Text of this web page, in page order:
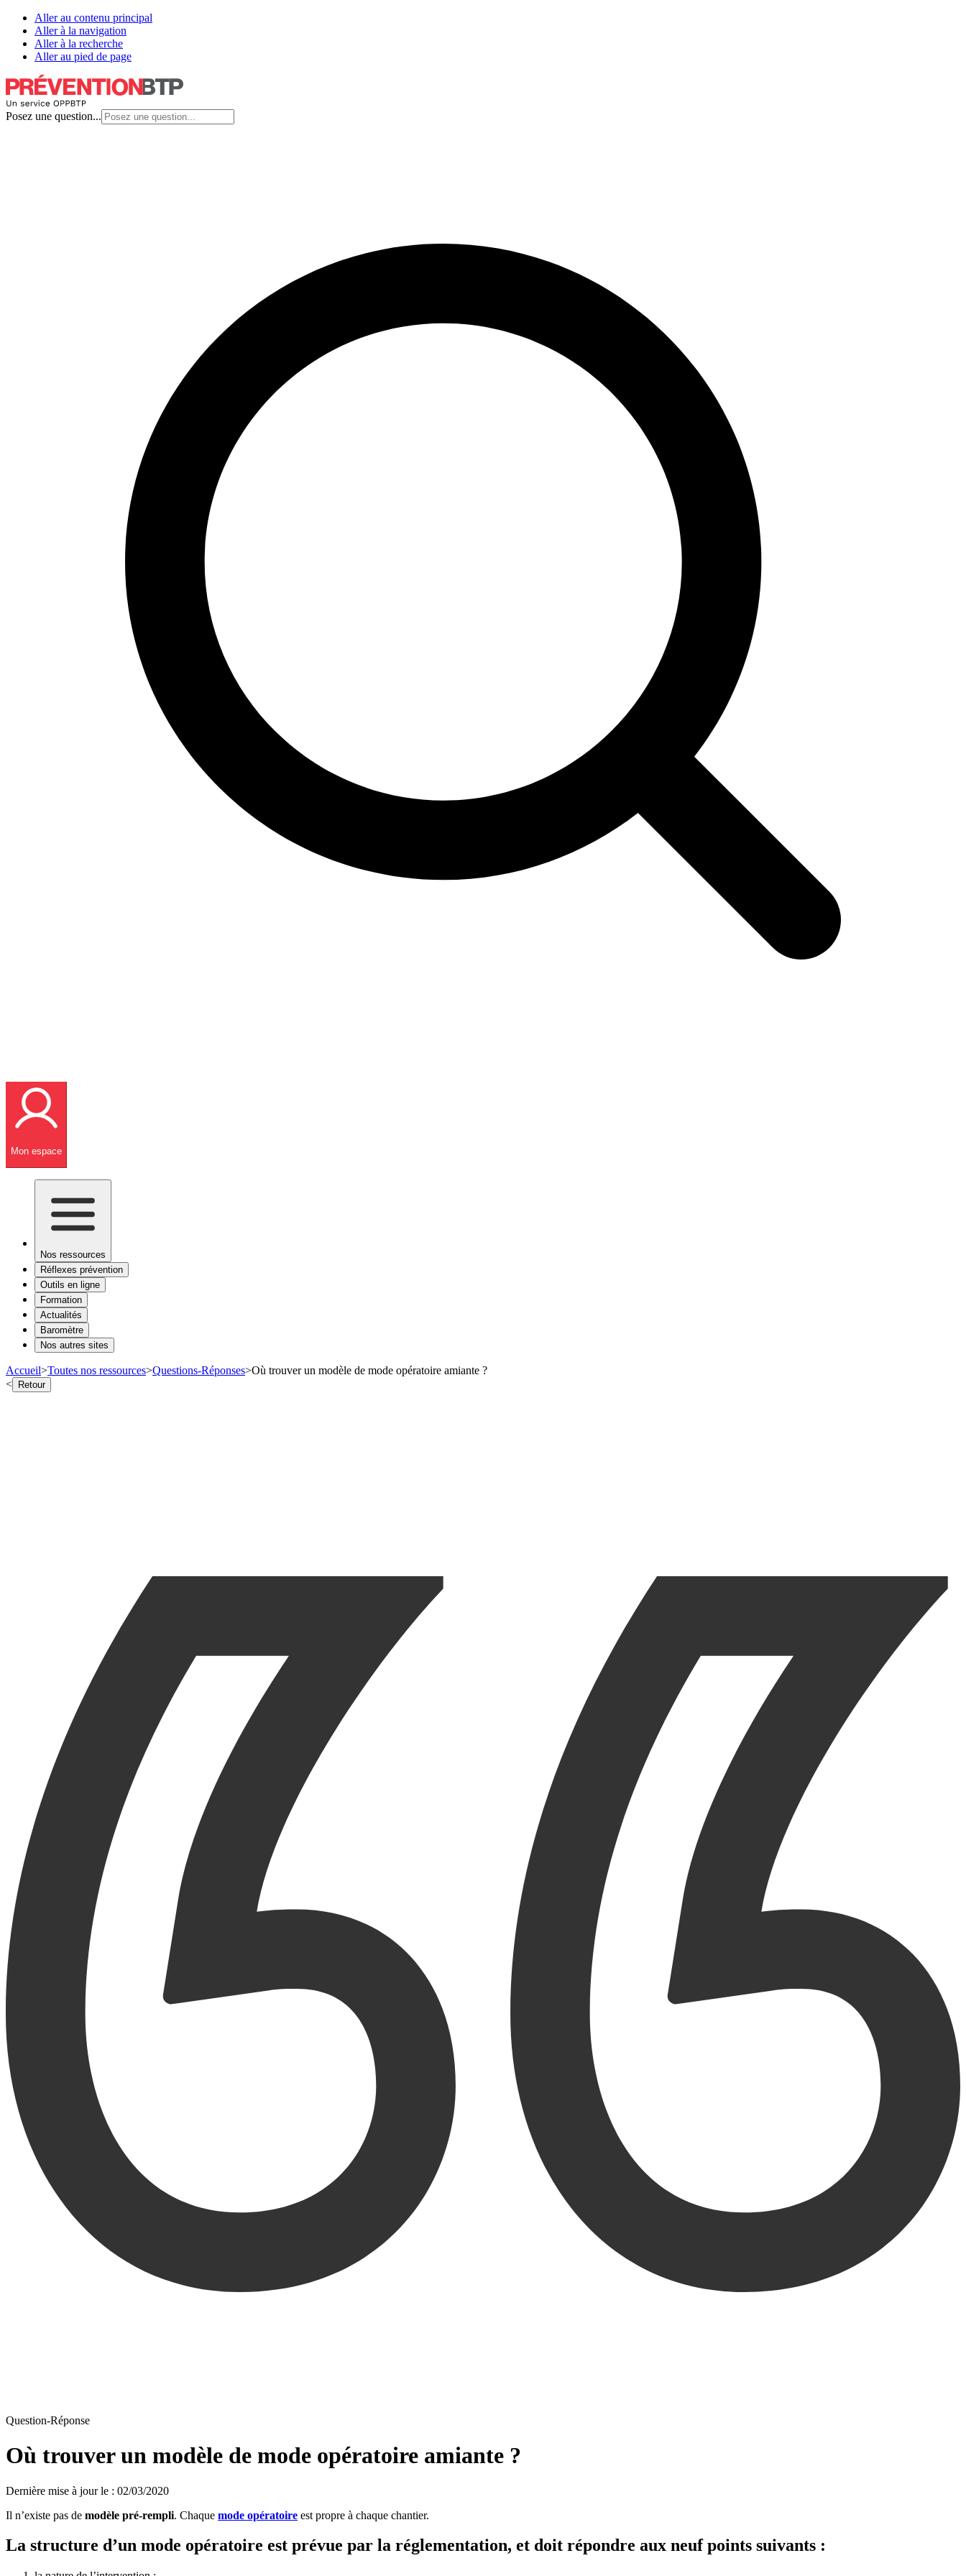
Aller au contenu principal
Aller à la navigation
Aller à la recherche
Aller au pied de page
Posez une question...
Mon espace
Nos ressources
Réflexes prévention
Outils en ligne
Formation
Actualités
Baromètre
Nos autres sites
Accueil>Toutes nos ressources>Questions-Réponses>Où trouver un modèle de mode opératoire amiante ?
< Retour
Question-Réponse
Où trouver un modèle de mode opératoire amiante ?
Dernière mise à jour le : 02/03/2020
Il n’existe pas de modèle pré-rempli. Chaque mode opératoire est propre à chaque chantier.
La structure d’un mode opératoire est prévue par la réglementation, et doit répondre aux neuf points suivants :